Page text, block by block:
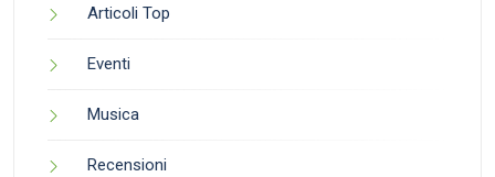
Articoli Top
Eventi
Musica
Recensioni